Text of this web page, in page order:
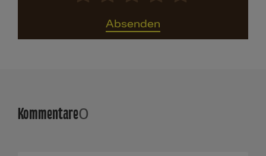
Absenden
Kommentare0